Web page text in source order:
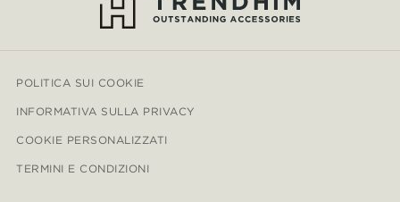
POLITICA SUI COOKIE
INFORMATIVA SULLA PRIVACY
COOKIE PERSONALIZZATI
TERMINI E CONDIZIONI